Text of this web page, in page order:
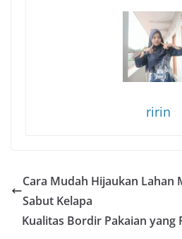
ririn
Cara Mudah Hijaukan Lahan
Sabut Kelapa
Kualitas Bordir Pakaian yang